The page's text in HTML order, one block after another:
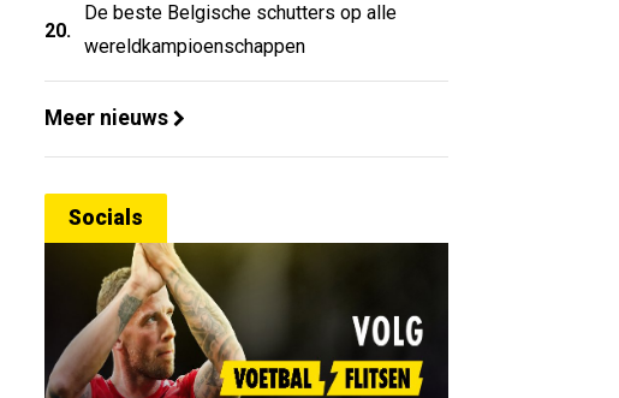
20.
De beste Belgische schutters op alle
wereldkampioenschappen
Meer nieuws
Socials